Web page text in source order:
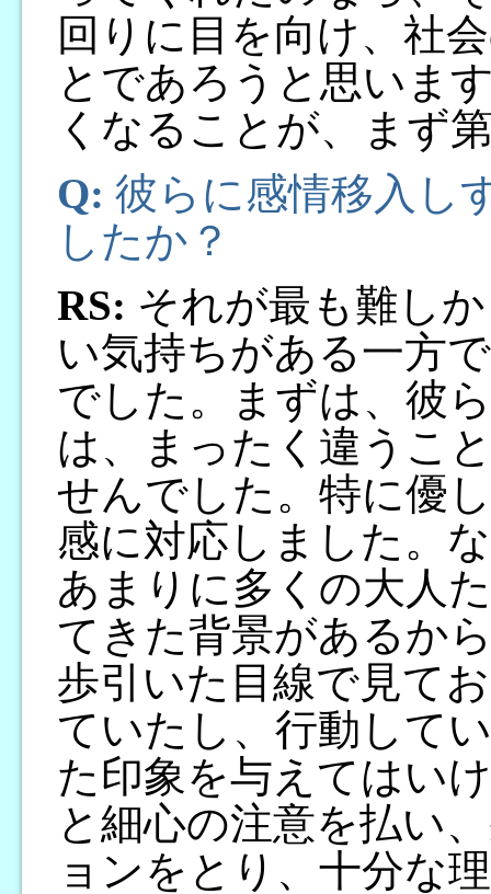
回りに目を向け、社
とであろうと思いま
くなることが、まず
Q: 彼らに感情移入し
したか？
RS: それが最も難し
い気持ちがある一方
でした。まずは、彼
は、まったく違うこ
せんでした。特に優
感に対応しました。
あまりに多くの大人
てきた背景があるか
歩引いた目線で見て
ていたし、行動して
た印象を与えてはい
と細心の注意を払い
ョンをとり、十分な